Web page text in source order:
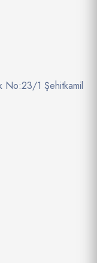
No:23/1 Şehitkamil